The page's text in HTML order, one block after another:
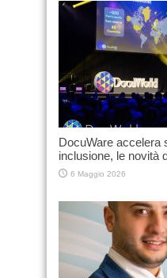
DocuWare accelera
inclusione, le novità
6 Maggio 2026